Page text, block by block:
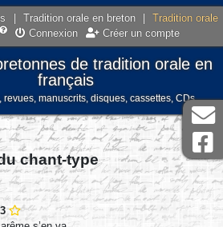
Tradition orale en breton
Tradition orale
Connexion Créer un compte
de tradition orale en
français
revues, manuscrits, disques, cassettes, CDs
chant-type